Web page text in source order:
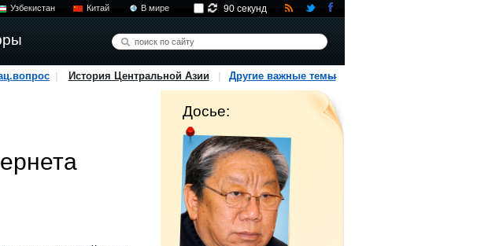
Узбекистан Китай В мире 90 секунд
История Центральной Азии Другие важные темы
Досье: